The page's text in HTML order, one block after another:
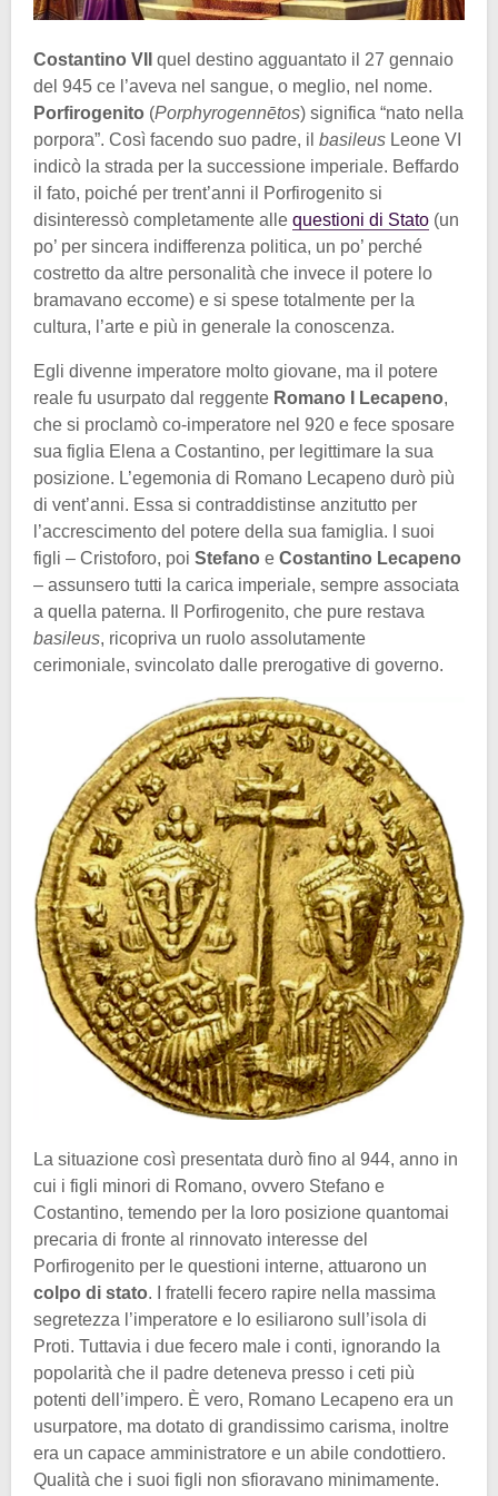
Costantino VII
quel destino agguantato il 27 gennaio
del 945 ce l’aveva nel sangue, o meglio, nel nome.
Porfirogenito (Porphyrogennētos) significa “nato nella
porpora”. Così facendo suo padre, il basileus Leone VI
indicò la strada per la successione imperiale. Beffardo
il fato, poiché per trent’anni il Porfirogenito si
disinteressò completamente alle questioni di Stato (un
po’ per sincera indifferenza politica, un po’ perché
costretto da altre personalità che invece il potere lo
bramavano eccome) e si spese totalmente per la
cultura, l’arte e più in generale la conoscenza.
Egli divenne imperatore molto giovane, ma il potere
reale fu usurpato dal reggente Romano I Lecapeno,
che si proclamò co-imperatore nel 920 e fece sposare
sua figlia Elena a Costantino, per legittimare la sua
posizione. L’egemonia di Romano Lecapeno durò più
di vent’anni. Essa si contraddistinse anzitutto per
l’accrescimento del potere della sua famiglia. I suoi
figli – Cristoforo, poi Stefano e Costantino Lecapeno
– assunsero tutti la carica imperiale, sempre associata
a quella paterna. Il Porfirogenito, che pure restava
basileus, ricopriva un ruolo assolutamente
cerimoniale, svincolato dalle prerogative di governo.
La situazione così presentata durò fino al 944, anno in
cui i figli minori di Romano, ovvero Stefano e
Costantino, temendo per la loro posizione quantomai
precaria di fronte al rinnovato interesse del
Porfirogenito per le questioni interne, attuarono un
colpo di stato. I fratelli fecero rapire nella massima
segretezza l’imperatore e lo esiliarono sull’isola di
Proti. Tuttavia i due fecero male i conti, ignorando la
popolarità che il padre deteneva presso i ceti più
potenti dell’impero. È vero, Romano Lecapeno era un
usurpatore, ma dotato di grandissimo carisma, inoltre
era un capace amministratore e un abile condottiero.
Qualità che i suoi figli non sfioravano minimamente.